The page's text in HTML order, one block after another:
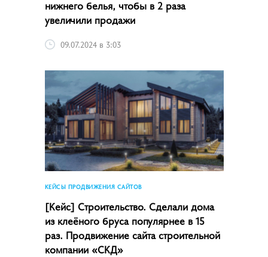
нижнего белья, чтобы в 2 раза
увеличили продажи
09.07.2024 в 3:03
КЕЙСЫ ПРОДВИЖЕНИЯ САЙТОВ
[Кейс] Строительство. Сделали дома
из клеёного бруса популярнее в 15
раз. Продвижение сайта строительной
компании «СКД»